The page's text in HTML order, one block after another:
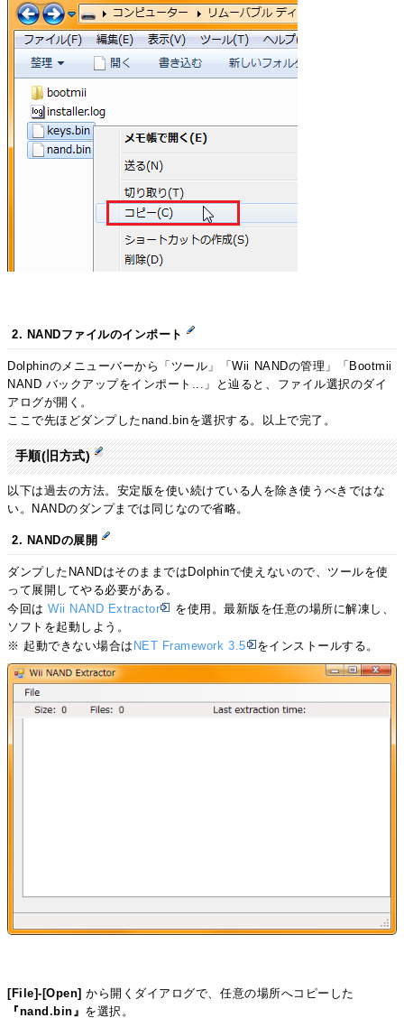
2. NANDファイルのインポート
Dolphinのメニューバーから「ツール」「Wii NANDの管理」「Bootmii
NAND バックアップをインポート...」と辿ると、ファイル選択のダイ
アログが開く。
ここで先ほどダンプしたnand.binを選択する。以上で完了。
手順(旧方式)
以下は過去の方法。安定版を使い続けている人を除き使うべきではな
い。NANDのダンプまでは同じなので省略。
2. NANDの展開
ダンプしたNANDはそのままではDolphinで使えないので、ツールを使
って展開してやる必要がある。
今回はWii NAND Extractor
を使用。最新版を任意の場所に解凍し、
ソフトを起動しよう。
※ 起動できない場合は NET Framework 3.5 をインストールする。
[File]-[Open] から開くダイアログで、任意の場所へコピーした
『nand.bin』 を選択。